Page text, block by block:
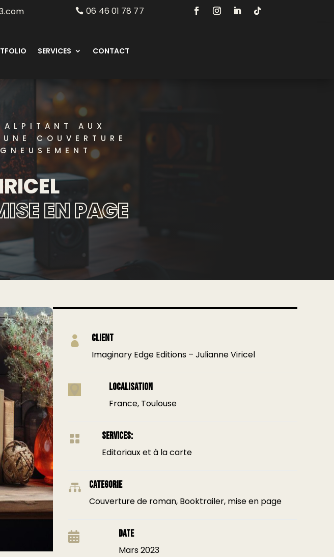
06 46 01 78 77
SERVICES CONTACT
AUX
COUVERTURE
EN PAGE

Client
Imaginary Edge Editions – Julianne Viricel
Localisation
France, Toulouse

Services:
Editoriaux et à la carte

Categorie
Couverture de roman, Booktrailer, mise en page

date
Mars 2023